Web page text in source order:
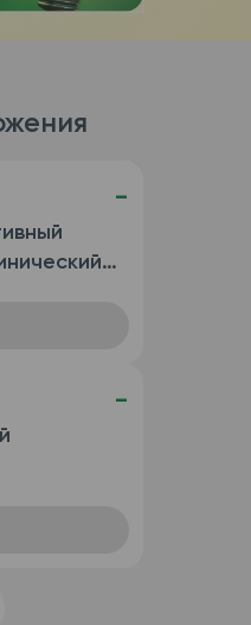
-
с СОЭ),
-
IgG и